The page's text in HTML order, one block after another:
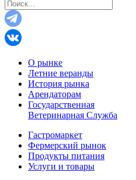
О рынке
Летние веранды
История рынка
Арендаторам
Государственная
Ветеринарная Служба
Гастромаркет
Фермерский рынок
Продукты питания
Услуги и товары